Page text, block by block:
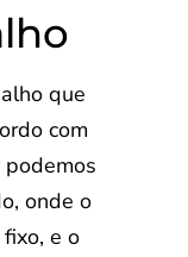
que
com
onde o
e o